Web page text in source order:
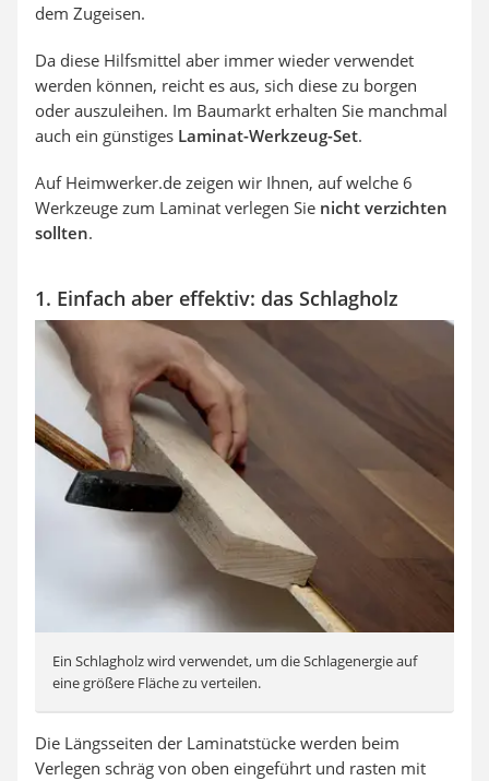
dem Zugeisen.
Da diese Hilfsmittel aber immer wieder verwendet
werden können, reicht es aus, sich diese zu borgen
oder auszuleihen. Im Baumarkt erhalten Sie manchmal
auch ein günstiges Laminat-Werkzeug-Set.
Auf Heimwerker.de zeigen wir Ihnen, auf welche 6
Werkzeuge zum Laminat verlegen Sie nicht verzichten
sollten.
1. Einfach aber effektiv: das Schlagholz
Ein Schlagholz wird verwendet, um die Schlagenergie auf
eine größere Fläche zu verteilen.
Die Längsseiten der Laminatstücke werden beim
Verlegen schräg von oben eingeführt und rasten mit